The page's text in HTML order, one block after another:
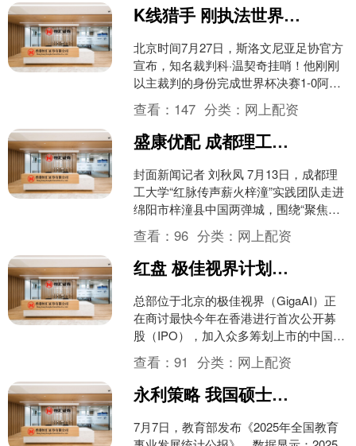
K线猎手 刚执法世界杯决赛！46岁名哨正式宣布退役 官方：史上最伟大之一
北京时间7月27日，斯洛文尼亚足协官方
宣布，知名裁判科·温契奇挂哨！他刚刚
以主裁判的身份完成世界杯决赛1-0阿根
廷的执法工作。 温契奇今年46岁，参与
了2022....
查看： 147 分类： 网上配资
盛康优配 成都理工大学“红脉传声 薪火梓潼”实践团队赴中国两弹城开展暑期社会实践
封面新闻记者 刘秋凤 7月13日，成都理
工大学“红脉传声薪火梓潼”实践团队走进
绵阳市梓潼县中国两弹城，围绕“聚焦传
承红色基因，铸牢复兴之魂”主题，开展
暑期社会实....
查看：96 分类： 网上配资
红盘 极佳视界计划最快今年在香港IPO
总部位于北京的极佳视界（GigaAI）正
在商讨最快今年在香港进行首次公开募
股（IPO），加入众多筹划上市的中国人
工智能企业行列。 极佳视界创始人兼首
席执行官黄冠....
查看：91 分类： 网上配资
永利策略 我国硕士研究生毕业生人数首次突破100万！
7月7日，教育部发布《2025年全国教育